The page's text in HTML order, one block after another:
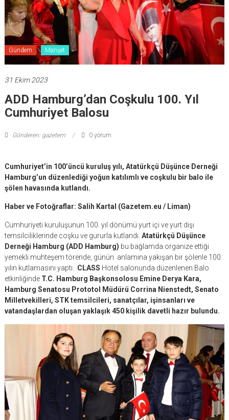
Gündem Manşet
31 Ekim 2023
ADD Hamburg’dan Coşkulu 100. Yıl
Cumhuriyet Balosu
Gönderen: gazetem 0 yorum
Cumhuriyet’in 100’üncü kuruluş yılı, Atatürkçü Düşünce Derneği
Hamburg’un düzenlediği yoğun katılımlı ve coşkulu bir balo ile
şölen havasında kutlandı.
Haber ve Fotoğraflar: Salih Kartal (Gazetem.eu / Liman)
Cumhuriyeti kuruluşunun 100. yıl dönümü yurt içi ve yurt dışı
temsilciliklerinde coşku ve gururla kutlandı. Atatürkçü Düşünce
Derneği Hamburg (ADD Hamburg) bu bağlamda organize ettiği
yemekli muhteşem törende, günün anlamına yakışan bir şölenle 100.
yılın kutlamasını yaptı. CLASS Hotel salonunda düzenlenen Balo
etkinliğinde T.C. Hamburg Başkonsolosu Emine Derya Kara,
Hamburg Senatosu Prototol Müdürü Corrina Nienstedt, Senato
Milletvekilleri, STK temsilcileri, sanatçılar, işinsanları ve
vatandaşlardan oluşan yaklaşık 450 kişilik davetli hazır bulundu.